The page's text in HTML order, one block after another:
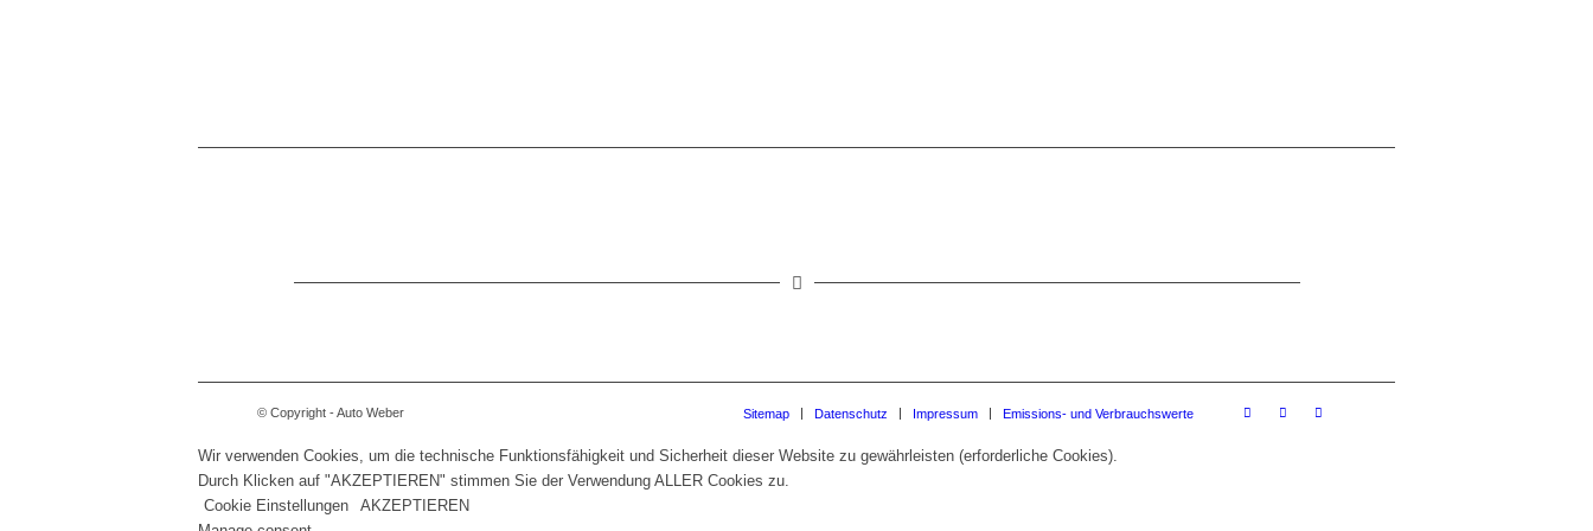
© Copyright - Auto Weber Sitemap Datenschutz Impressum Emissions- und Verbrauchswerte
Wir verwenden Cookies, um die technische Funktionsfähigkeit und Sicherheit dieser Website zu gewährleisten (erforderliche Cookies).
Durch Klicken auf "AKZEPTIEREN" stimmen Sie der Verwendung ALLER Cookies zu.
Cookie Einstellungen
AKZEPTIEREN